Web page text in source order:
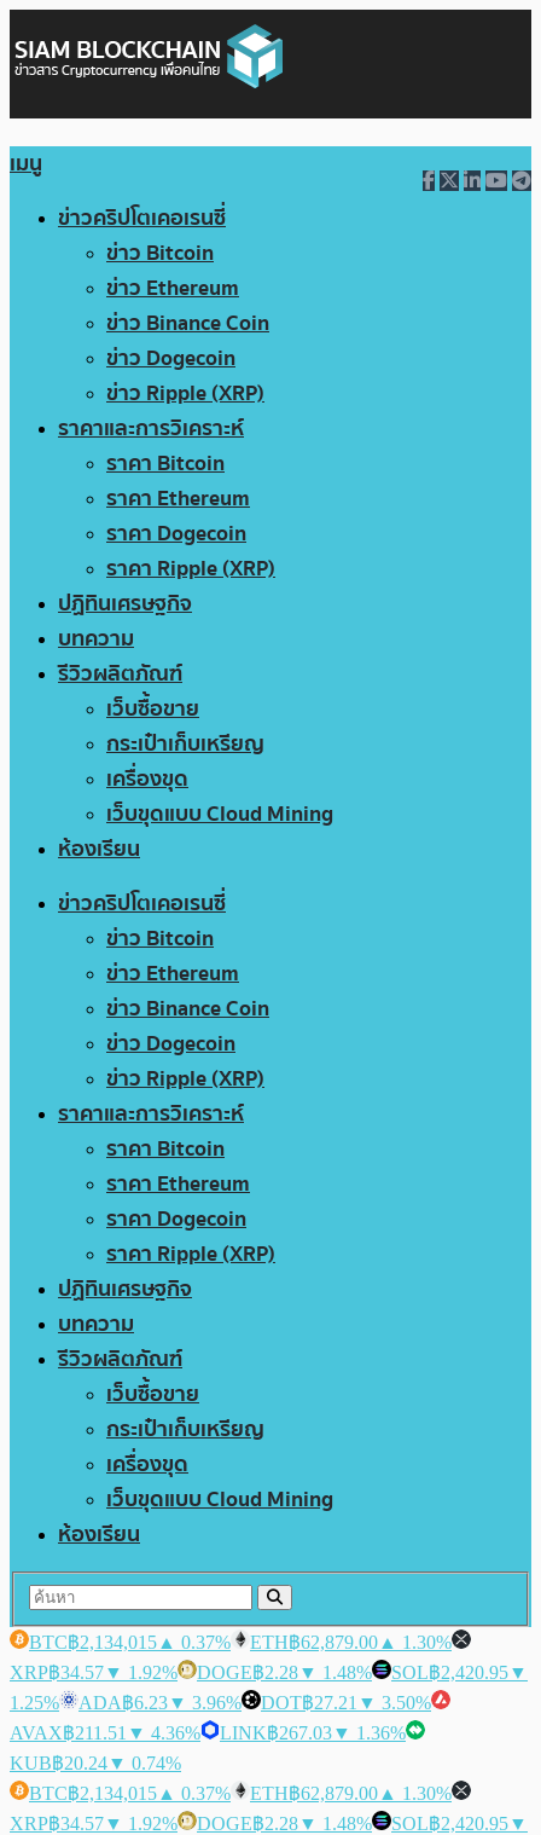
เมนู
ข่าวคริปโตเคอเรนซี่
ข่าว Bitcoin
ข่าว Ethereum
ข่าว Binance Coin
ข่าว Dogecoin
ข่าว Ripple (XRP)
ราคาและการวิเคราะห์
ราคา Bitcoin
ราคา Ethereum
ราคา Dogecoin
ราคา Ripple (XRP)
ปฏิทินเศรษฐกิจ
บทความ
รีวิวผลิตภัณฑ์
เว็บซื้อขาย
กระเป๋าเก็บเหรียญ
เครื่องขุด
เว็บขุดแบบ Cloud Mining
ห้องเรียน
ข่าวคริปโตเคอเรนซี่
ข่าว Bitcoin
ข่าว Ethereum
ข่าว Binance Coin
ข่าว Dogecoin
ข่าว Ripple (XRP)
ราคาและการวิเคราะห์
ราคา Bitcoin
ราคา Ethereum
ราคา Dogecoin
ราคา Ripple (XRP)
ปฏิทินเศรษฐกิจ
บทความ
รีวิวผลิตภัณฑ์
เว็บซื้อขาย
กระเป๋าเก็บเหรียญ
เครื่องขุด
เว็บขุดแบบ Cloud Mining
ห้องเรียน
BTC฿2,134,015 ▲ 0.37% ETH฿62,879.00 ▲ 1.30%
XRP฿34.57▼ 1.92% DOGE฿2.28▼ 1.48% SOL฿2,420.95▼
1.25%
ADA฿6.23▼ 3.96% DOT฿27.21 ▼ 3.50%
AVAX฿211.51 ▼ 4.36% LINK฿267.03▼ 1.36%
KUB฿20.24▼ 0.74%
BTC฿2,134,015 ▲ 0.37% ETH฿62,879.00 ▲ 1.30%
XRP฿34.57▼ 1.92% DOGE฿2.28▼ 1.48% SOL฿2,420.95▼